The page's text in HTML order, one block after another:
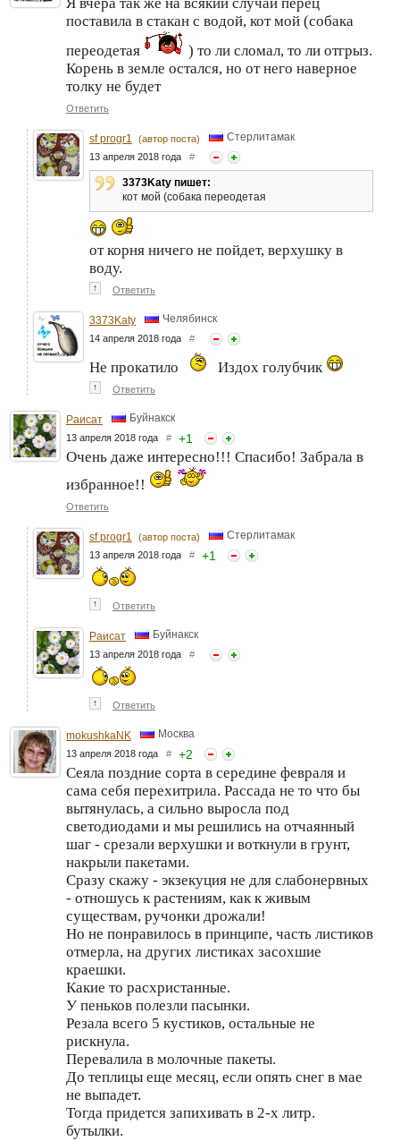
поставила в стакан с водой, кот мой (собака
переодетая
) то ли сломал, то ли отгрыз.
Корень в земле остался, но от него наверное
толку не будет
Ответить
sf progr1 (автор поста) Стерлитамак
13 апреля 2018 года #
3373Katy пишет:
кот мой (собака переодетая
от корня ничего не пойдет, верхушку в
воду.
↑ Ответить
3373Katy Челябинск
14 апреля 2018 года #
Не прокатило Издох голубчик
↑ Ответить
Раисат Буйнакск
13 апреля 2018 года # +1
Очень даже интересно!!! Спасибо! Забрала в
избранное!!
Ответить
sf progr1 (автор поста) Стерлитамак
13 апреля 2018 года # +1
↑ Ответить
Раисат Буйнакск
13 апреля 2018 года #
↑ Ответить
mokushkaNK Москва
13 апреля 2018 года # +2
Сеяла поздние сорта в середине февраля и
сама себя перехитрила. Рассада не то что бы
вытянулась, а сильно выросла под
светодиодами и мы решились на отчаянный
шаг - срезали верхушки и воткнули в грунт,
накрыли пакетами.
Сразу скажу - экзекуция не для слабонервных
- отношусь к растениям, как к живым
существам, ручонки дрожали!
Но не понравилось в принципе, часть листиков
отмерла, на других листиках засохшие
краешки.
Какие то расхристанные.
У пеньков полезли пасынки.
Резала всего 5 кустиков, остальные не
рискнула.
Перевалила в молочные пакеты.
До теплицы еще месяц, если опять снег в мае
не выпадет.
Тогда придется запихивать в 2-х литр.
бутылки.